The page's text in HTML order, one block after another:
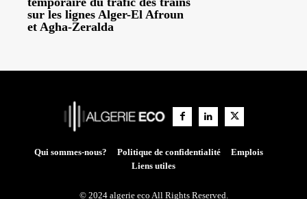
sur les lignes Alger-El Afroun
et Agha-Zeralda
Qui sommes-nous? Politique de confidentialité
Emplois
Liens utiles
© 2024 algerie eco All Rights Reserved.